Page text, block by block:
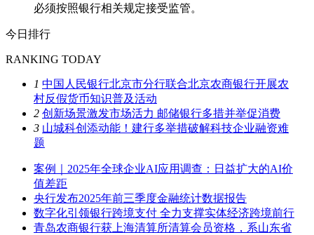
必须按照银行相关规定接受监管。
今日排行
RANKING TODAY
1 中国人民银行北京市分行联合北京农商银行开展农
村反假货币知识普及活动
2 创新场景激发市场活力 邮储银行多措并举促消费
3 山城科创添动能！建行多举措破解科技企业融资难
题
案例｜2025年全球企业AI应用调查：日益扩大的AI价
值差距
央行发布2025年前三季度金融统计数据报告
数字化引领银行跨境支付 全力支撑实体经济跨境前行
青岛农商银行获上海清算所清算会员资格，系山东省